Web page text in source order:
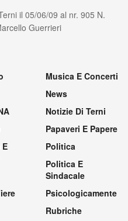
il 05/06/09 al nr. 905 N.
Guerrieri
Musica E Concerti
News
Notizie Di Terni
Papaveri E Papere
Politica
Politica E
Sindacale
Psicologicamente
Rubriche